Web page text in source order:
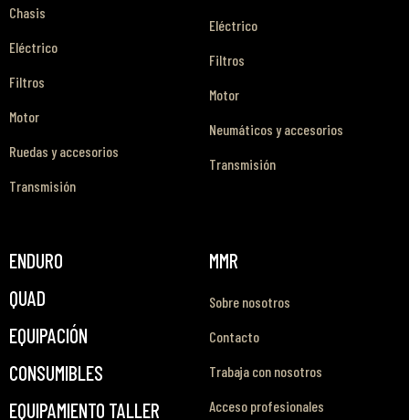
Chasis
Eléctrico
Filtros
Motor
Ruedas y accesorios
Transmisión
Eléctrico
Filtros
Motor
Neumáticos y accesorios
Transmisión
ENDURO
QUAD
EQUIPACIÓN
CONSUMIBLES
EQUIPAMIENTO TALLER
MMR
Sobre nosotros
Contacto
Trabaja con nosotros
Acceso profesionales